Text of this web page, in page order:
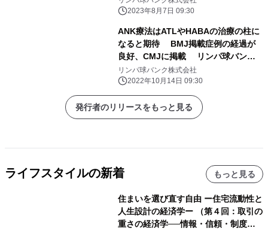
2023年8月7日 09:30
ANK療法はATLやHABAの治療の柱に
なると期待 BMJ掲載症例の経過が
良好、CMJに掲載 リンパ球バンク
がANK免疫細胞療法のための培養セン
ターを提供
リンパ球バンク株式会社
2022年10月14日 09:30
発行者のリリースをもっと見る
ライフスタイルの新着 もっと見る
住まいを選び直す自由 ー住宅流動性と
人生設計の経済学ー （第４回：取引の
重さの経済学──情報・信頼・制度を